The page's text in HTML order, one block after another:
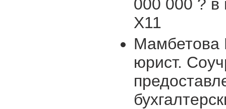
000 000 ?
Х11
Мамбетова
юрист.